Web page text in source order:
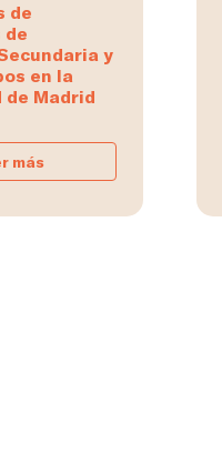
de
de
y
en la
de Madrid
más